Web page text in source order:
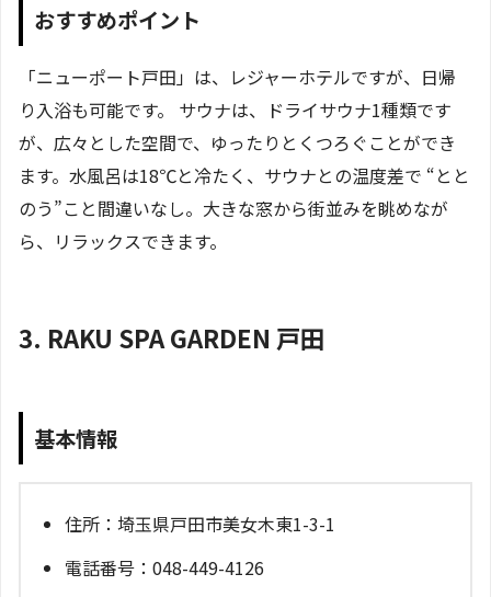
おすすめポイント
「ニューポート戸田」は、レジャーホテルですが、日帰
り入浴も可能です。 サウナは、ドライサウナ1種類です
が、広々とした空間で、ゆったりとくつろぐことができ
ます。水風呂は18℃と冷たく、サウナとの温度差で “とと
のう”こと間違いなし。大きな窓から街並みを眺めなが
ら、リラックスできます。
3. RAKU SPA GARDEN 戸田
基本情報
住所：埼玉県戸田市美女木東1-3-1
電話番号：048-449-4126